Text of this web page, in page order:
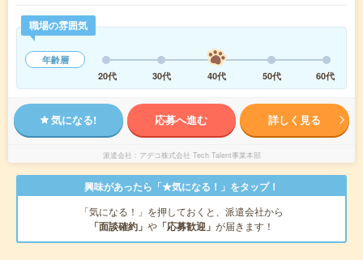
職場の雰囲気
年齢層
20代
30代 40代 50代 60代
気になる! 応募へ進む 詳しく見る
派遣会社 アデコ株式会社 Tech Talent事業本部
興味があったら「★気になる！」をタップ！
「気になる！」を押しておくと、派遣会社から
「面談確約」 や 「応募歓迎」 が届きます！